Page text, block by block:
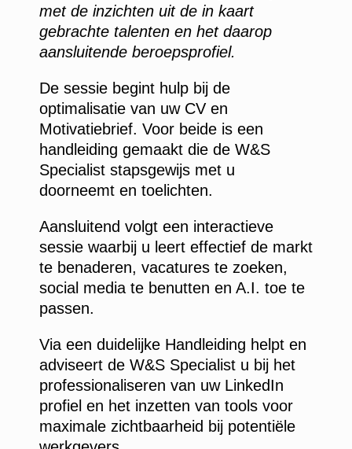
met de inzichten uit de in kaart
gebrachte talenten en het daarop
aansluitende beroepsprofiel.
De sessie begint hulp bij de
optimalisatie van uw CV en
Motivatiebrief. Voor beide is een
handleiding gemaakt die de W&S
Specialist stapsgewijs met u
doorneemt en toelichten.
Aansluitend volgt een interactieve
sessie waarbij u leert effectief de markt
te benaderen, vacatures te zoeken,
social media te benutten en A.I. toe te
passen.
Via een duidelijke Handleiding helpt en
adviseert de W&S Specialist u bij het
professionaliseren van uw LinkedIn
profiel en het inzetten van tools voor
maximale zichtbaarheid bij potentiële